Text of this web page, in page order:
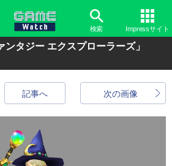
検索 Impressサイト
タジー エクスプローラーズ」
次の画像
記事へ